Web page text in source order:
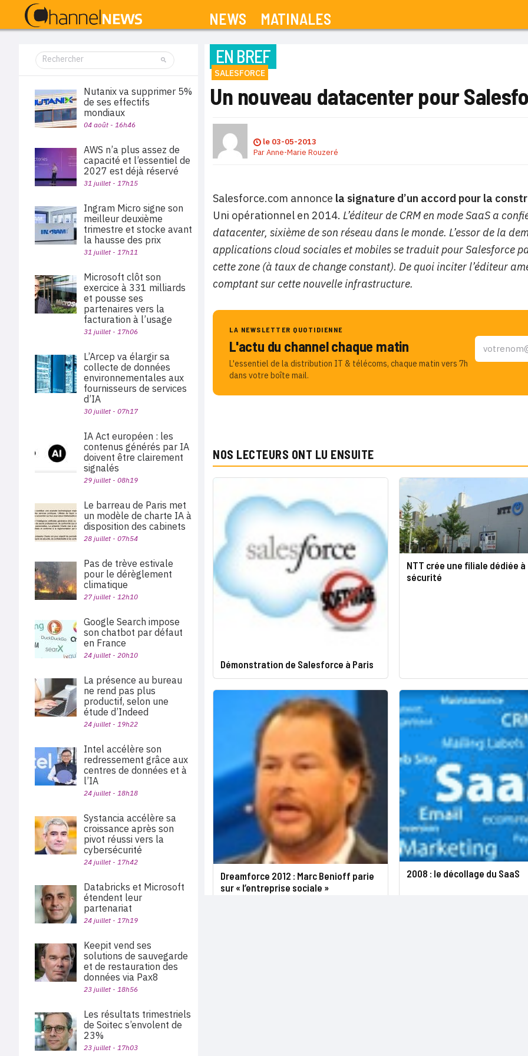
NEWS MATINALES
EN BREF
SALESFORCE
Un nouveau datacenter pour
le 03-05-2013
ParAnne-Marie Rouzeré
Salesforce.com annonce la signature d’un accord pour la
Uni opérationnel en 2014. L’éditeur de CRM en mode SaaS a
datacenter, sixième de son réseau dans le monde. L’essor de la
applications cloud sociales et mobiles se traduit pour Salesforce
cette zone (à taux de change constant). De quoi inciter l’éditeur
comptant sur cette nouvelle infrastructure.
LA NEWSLETTER QUOTIDIENNE
L'actu du channel chaque matin
L'essentiel de la distribution IT & télécoms, chaque matin vers 7h
dans votre boîte mail.
NOS LECTEURS ONT LU ENSUITE
Démonstration de Salesforce à Paris
NTT crée une filiale dédiée à
sécurité
Dreamforce 2012 : Marc Benioff parie
sur « l’entreprise sociale »
2008 : le décollage du SaaS
Nutanix va supprimer 5%
de ses effectifs
mondiaux
04 août - 16h46
AWS n’a plus assez de
capacité et l’essentiel de
2027 est déjà réservé
31 juillet - 17h15
Ingram Micro signe son
meilleur deuxième
trimestre et stocke avant
la hausse des prix
31 juillet - 17h11
Microsoft clôt son
exercice à 331 milliards
et pousse ses
partenaires vers la
facturation à l’usage
31 juillet - 17h06
L’Arcep va élargir sa
collecte de données
environnementales aux
fournisseurs de services
d’IA
30 juillet - 07h17
IA Act européen : les
contenus générés par IA
doivent être clairement
signalés
29 juillet - 08h19
Le barreau de Paris met
un modèle de charte IA à
disposition des cabinets
28 juillet - 07h54
Pas de trève estivale
pour le dérèglement
climatique
27 juillet - 12h10
Google Search impose
son chatbot par défaut
en France
24 juillet - 20h10
La présence au bureau
ne rend pas plus
productif, selon une
étude d’Indeed
24 juillet - 19h22
Intel accélère son
redressement grâce aux
centres de données et à
l’IA
24 juillet - 18h18
Systancia accélère sa
croissance après son
pivot réussi vers la
cybersécurité
24 juillet - 17h42
Databricks et Microsoft
étendent leur
partenariat
24 juillet - 17h19
Keepit vend ses
solutions de sauvegarde
et de restauration des
données via Pax8
23 juillet - 18h56
Les résultats trimestriels
de Soitec s’envolent de
23%
23 juillet - 17h03